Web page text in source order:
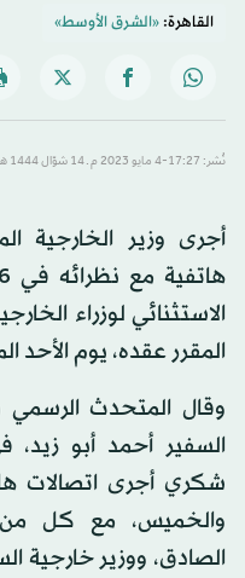
القاهرة:«الشرق الأوسط»
نُشر: 17:27-4 مايو 2023 م ـ 14 شوّال 1444 هـ
أجرى وزير الخارجية
الاستثنائي لوزراء
المقرر عقده، يوم الأحد
وقال المتحدث الرسمي
السفير أحمد أبو
شكري أجرى اتصالات
والخميس، مع كل من
الصادق، ووزير خارجية